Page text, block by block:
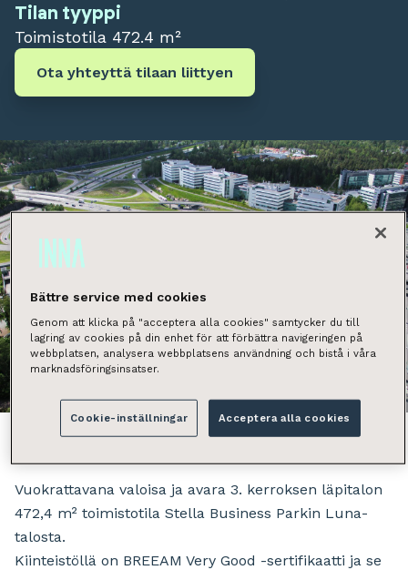
Tilan tyyppi
Toimistotila 472.4 m²
Ota yhteyttä tilaan liittyen
Vuokrattavana valoisa ja avara 3. kerroksen läpitalon
472,4 m² toimistotila Stella Business Parkin Luna-
talosta.
Kiinteistöllä on BREEAM Very Good -sertifikaatti ja se
Bättre service med cookies
Genom att klicka på "acceptera alla cookies" samtycker du till
lagring av cookies på din enhet för att förbättra navigeringen på
webbplatsen, analysera webbplatsens användning och bistå i våra
marknadsföringsinsatser.
Cookie-inställningar Acceptera alla cookies